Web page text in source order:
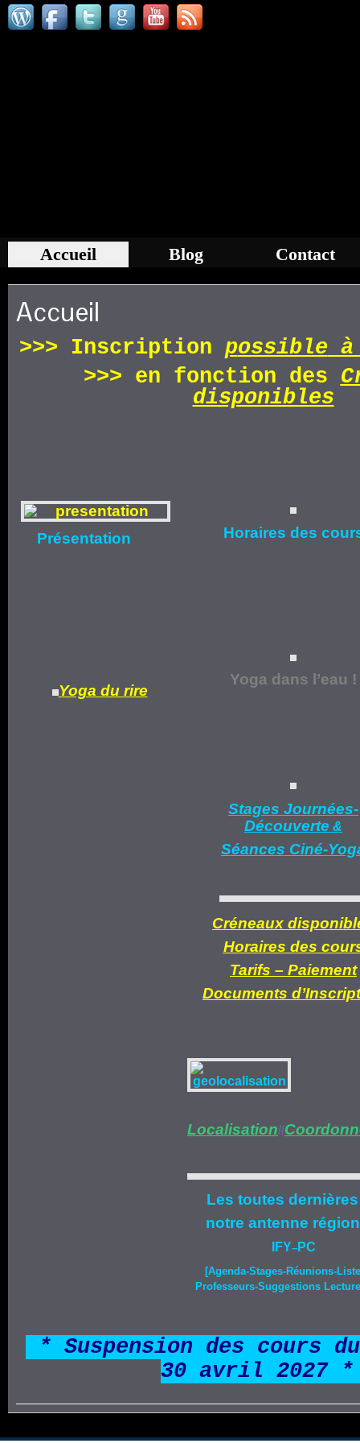
Accueil Blog Contact
Accueil
>>> Inscription possible à
>>> en fonction des
disponibles
Présentation Horaires des
Yoga du rire
Yoga dans l’eau !
Stages Journées-
Découverte &
Séances Ciné-
Créneaux
Horaires des
Tarifs – Paiement
Documents d’
Localisation//
Les toutes
notre antenne
IFY–PC
[Agenda-Stages-Réunions-
Professeurs-Suggestions
* Suspension des cours
30 avril 2027 *